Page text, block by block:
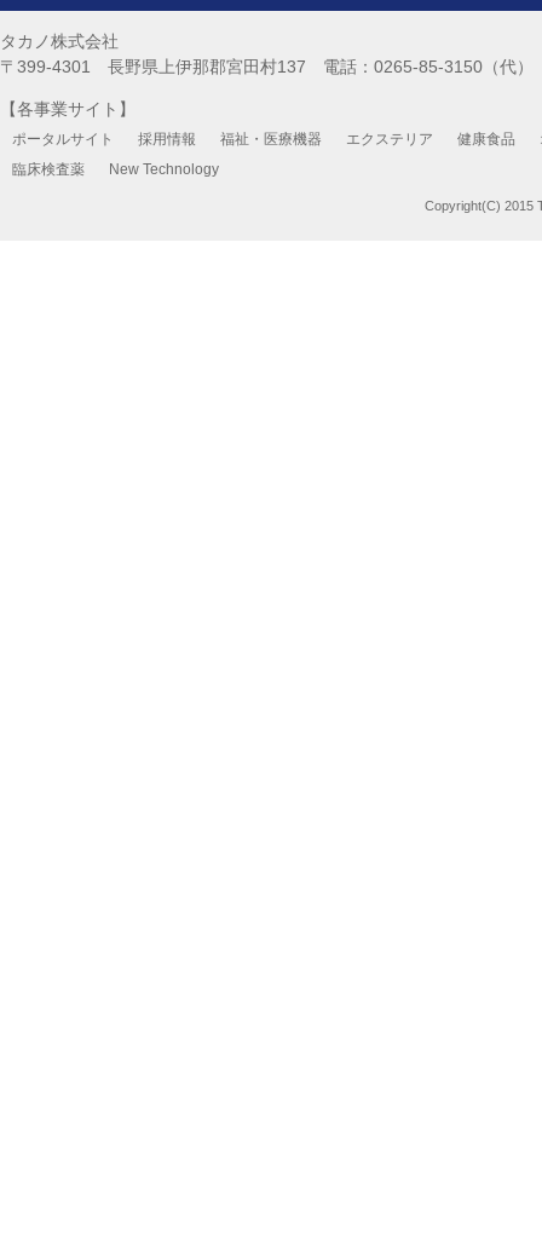
タカノ株式会社
〒399-4301 長野県上伊那郡宮田村137 電話：0265-85-3150（代
【各事業サイト】
ポータルサイト 採用情報 福祉・医療機器 エクステリア 健康食品
臨床検査薬
New Technology
Copyright(C) 2015